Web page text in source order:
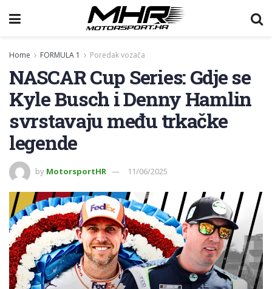
Home FORMULA 1 Poredak vozača
NASCAR Cup Series: Gdje se
Kyle Busch i Denny Hamlin
svrstavaju među trkačke
legende
by MotorsportHR 11/06/2025